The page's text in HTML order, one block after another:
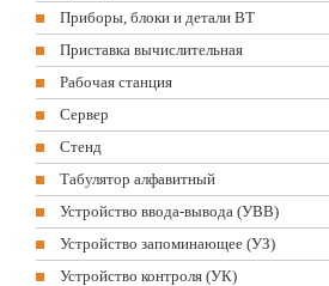
Приборы, блоки и детали ВТ
Приставка вычислительная
Рабочая станция
Сервер
Стенд
Табулятор алфавитный
Устройство ввода-вывода (УВВ)
Устройство запоминающее (УЗ)
Устройство контроля (УК)